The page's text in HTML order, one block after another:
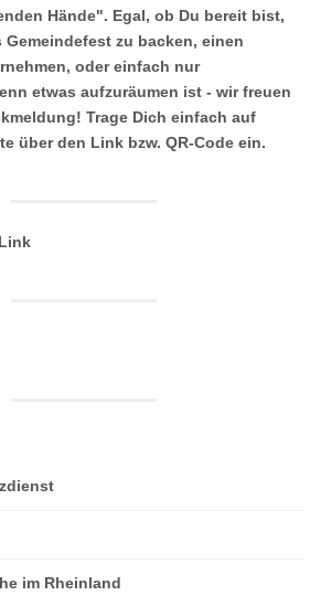
Hände". Egal, ob Du bereit bist,
zu backen, einen
oder einfach nur
etwas aufzuräumen ist - wir freuen
Trage Dich einfach auf
über den Link bzw. QR-Code ein.
im Rheinland